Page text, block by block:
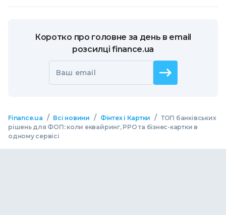
Коротко про головне за день в email
розсилці finance.ua
Ваш email
Finance.ua / Всі новини / Фінтех і Картки / ТОП банківських
рішень для ФОП: коли еквайринг, РРО та бізнес-картки в
одному сервісі